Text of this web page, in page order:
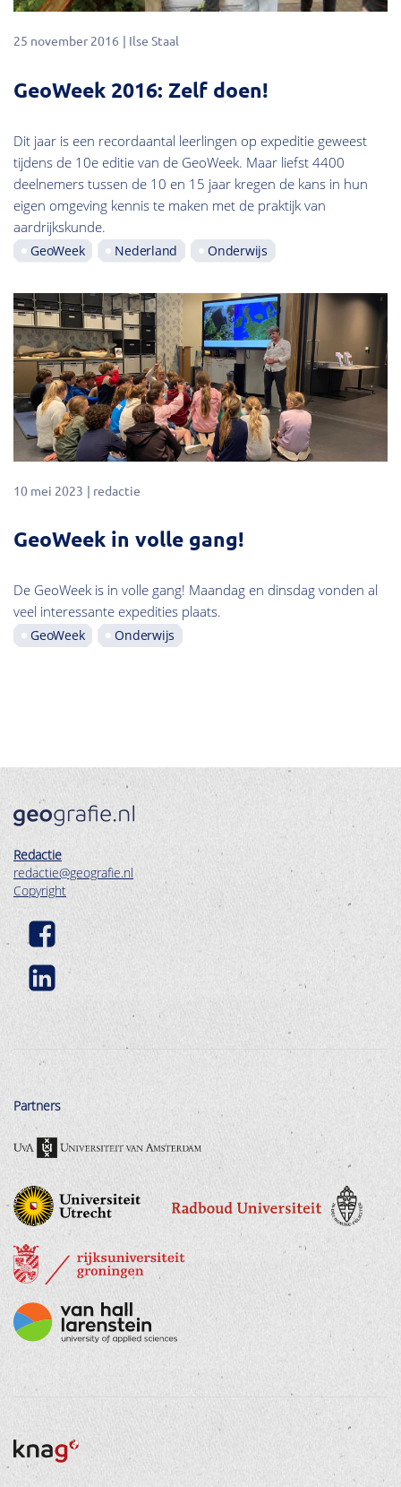
25 november 2016 Ilse Staal
GeoWeek 2016: Zelf doen!
Dit jaar is een recordaantal leerlingen op expeditie geweest
tijdens de 10e editie van de GeoWeek. Maar liefst 4400
deelnemers tussen de 10 en 15 jaar kregen de kans in hun
eigen omgeving kennis te maken met de praktijk van
aardrijkskunde.
GeoWeek Nederland Onderwijs
10 mei 2023 redactie
GeoWeek in volle gang!
De GeoWeek is in volle gang! Maandag en dinsdag vonden al
veel interessante expedities plaats.
GeoWeek Onderwijs
Redactie
redactie@geografie.nl
Copyright
Partners